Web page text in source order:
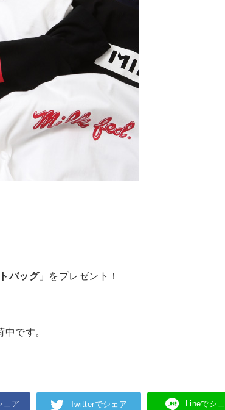
バッグ」をプレゼント！
です。
ェア Twitterでシェア Lineでシ